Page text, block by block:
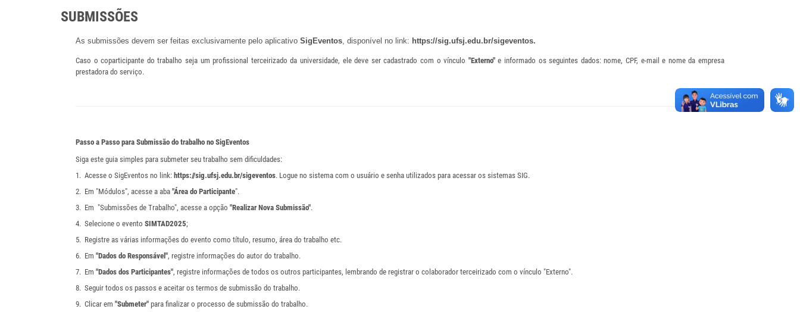
SUBMISSÕES
As submissões devem ser feitas exclusivamente pelo aplicativo SigEventos, disponível no link: https://sig.ufsj.edu.br/sigeventos.
Caso o coparticipante do trabalho seja um profissional terceirizado da universidade, ele deve ser cadastrado com o vínculo "Externo"e informado os seguintes dados: nome, CPF, e-mail e nome da empresa
prestadora do serviço.
Passo a Passo para Submissão do trabalho no SigEventos
Siga este guia simples para submeter seu trabalho sem dificuldades:
1. Acesse o SigEventos no link: https://sig.ufsj.edu.br/sigeventos. Logue no sistema com o usuário e senha utilizados para acessar os sistemas SIG.
2. Em "Módulos", acesse a aba "Área do Participante".
3. Em "Submissões de Trabalho", acesse a opção "Realizar Nova Submissão".
4. Selecione o evento SIMTAD2025;
5. Registre as várias informações do evento como título, resumo, área do trabalho etc.
6. Em "Dados do Responsável", registre informações do autor do trabalho.
7. Em "Dados dos Participantes", registre informações de todos os outros participantes, lembrando de registrar o colaborador terceirizado com o vínculo "Externo".
8. Seguir todos os passos e aceitar os termos de submissão do trabalho.
9. Clicar em "Submeter" para finalizar o processo de submissão do trabalho.